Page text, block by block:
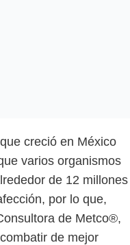
creció en México
varios organismos
de 12 millones
por lo que,
de Metco®,
de mejor